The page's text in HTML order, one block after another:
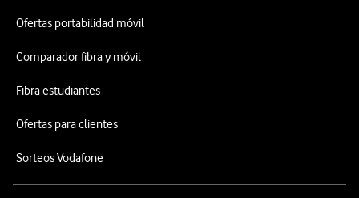
Ofertas portabilidad móvil
Comparador fibra y móvil
Fibra estudiantes
Ofertas para clientes
Sorteos Vodafone